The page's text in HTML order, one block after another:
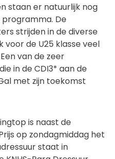
staan er natuurlijk nog
De
strijden in de diverse
voor de U25 klasse veel
van de zeer
in de CDI3* aan de
met zijn toekomst
is naast de
op zondagmiddag het
staat in